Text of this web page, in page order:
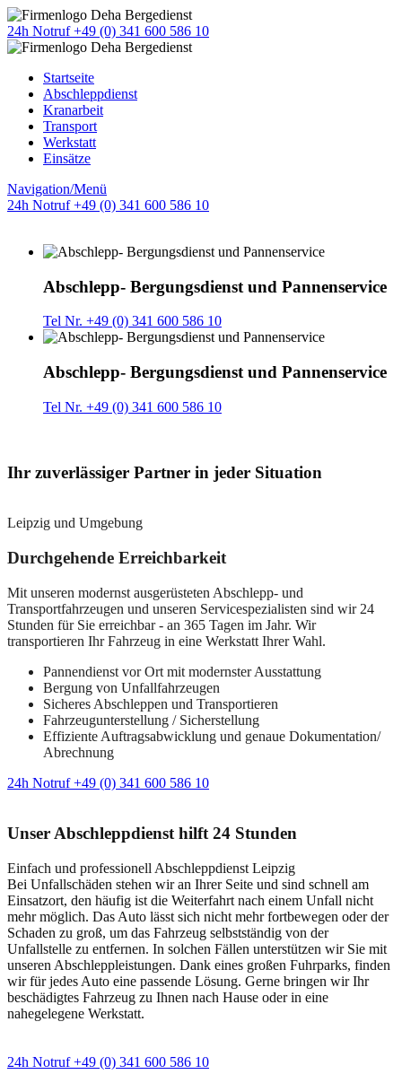
24h Notruf +49 (0) 341 600 586 10
Startseite
Abschleppdienst
Kranarbeit
Transport
Werkstatt
Einsätze
Navigation/Menü
24h Notruf +49 (0) 341 600 586 10
Abschlepp- Bergungsdienst und Pannenservice
Tel Nr. +49 (0) 341 600 586 10
Abschlepp- Bergungsdienst und Pannenservice
Tel Nr. +49 (0) 341 600 586 10
Ihr zuverlässiger Partner in jeder Situation
Leipzig und Umgebung
Durchgehende Erreichbarkeit
Mit unseren modernst ausgerüsteten Abschlepp- und
Transportfahrzeugen und unseren Servicespezialisten sind wir 24
Stunden für Sie erreichbar - an 365 Tagen im Jahr. Wir
transportieren Ihr Fahrzeug in eine Werkstatt Ihrer Wahl.
Pannendienst vor Ort mit modernster Ausstattung
Bergung von Unfallfahrzeugen
Sicheres Abschleppen und Transportieren
Fahrzeugunterstellung / Sicherstellung
Effiziente Auftragsabwicklung und genaue Dokumentation/
Abrechnung
24h Notruf +49 (0) 341 600 586 10
Unser Abschleppdienst hilft 24 Stunden
Einfach und professionell Abschleppdienst Leipzig
Bei Unfallschäden stehen wir an Ihrer Seite und sind schnell am
Einsatzort, den häufig ist die Weiterfahrt nach einem Unfall nicht
mehr möglich. Das Auto lässt sich nicht mehr fortbewegen oder der
Schaden zu groß, um das Fahrzeug selbstständig von der
Unfallstelle zu entfernen. In solchen Fällen unterstützen wir Sie mit
unseren Abschleppleistungen. Dank eines großen Fuhrparks, finden
wir für jedes Auto eine passende Lösung. Gerne bringen wir Ihr
beschädigtes Fahrzeug zu Ihnen nach Hause oder in eine
nahegelegene Werkstatt.
24h Notruf +49 (0) 341 600 586 10